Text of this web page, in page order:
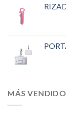
MÁS